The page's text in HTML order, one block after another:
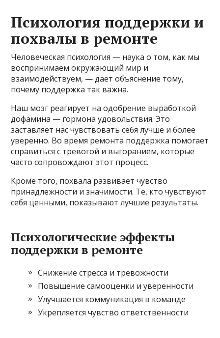
Психология поддержки и
похвалы в ремонте
Человеческая психология — наука о том, как мы
воспринимаем окружающий мир и
взаимодействуем, — дает объяснение тому,
почему поддержка так важна.
Наш мозг реагирует на одобрение выработкой
дофамина — гормона удовольствия. Это
заставляет нас чувствовать себя лучше и более
уверенно. Во время ремонта поддержка помогает
справиться с тревогой и выгоранием, которые
часто сопровождают этот процесс.
Кроме того, похвала развивает чувство
принадлежности и значимости. Те, кто чувствуют
себя ценными, показывают лучшие результаты.
Психологические эффекты
поддержки в ремонте
Снижение стресса и тревожности
Повышение самооценки и уверенности
Улучшается коммуникация в команде
Укрепляется чувство ответственности